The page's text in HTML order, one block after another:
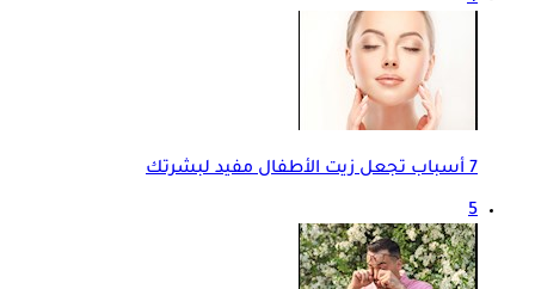
7 أسباب تجعل زيت الأطفال مفيد لبشرتك
5